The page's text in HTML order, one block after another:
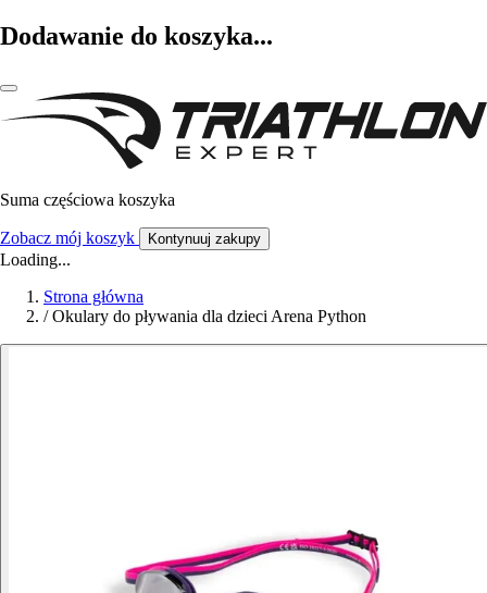
Dodawanie do koszyka...
Suma częściowa koszyka
Zobacz mój koszyk Kontynuuj zakupy
Loading...
Strona główna
/ Okulary do pływania dla dzieci Arena Python